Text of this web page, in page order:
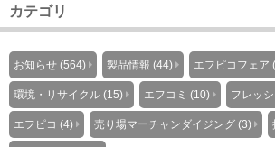
カテゴリ
お知らせ (564) 製品情報 (44) エフピコフェア
環境・リサイクル (15) エフコミ (10) フレッ
エフピコ (4) 売り場マーチャンダイジング (3)